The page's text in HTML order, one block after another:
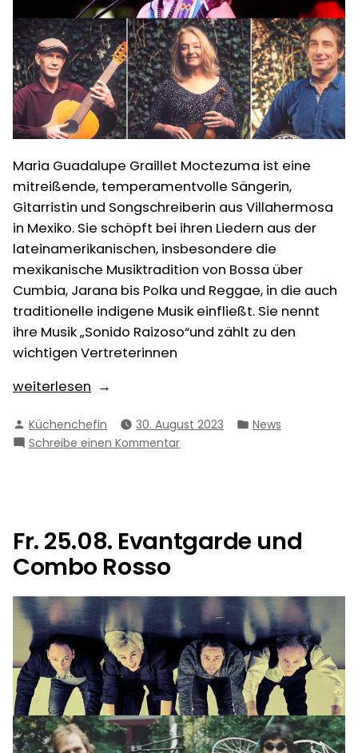
Maria Guadalupe Graillet Moctezuma ist eine
mitreißende, temperamentvolle Sängerin,
Gitarristin und Songschreiberin aus Villahermosa
in Mexiko. Sie schöpft bei ihren Liedern aus der
lateinamerikanischen, insbesondere die
mexikanische Musiktradition von Bossa über
Cumbia, Jarana bis Polka und Reggae, in die auch
traditionelle indigene Musik einfließt. Sie nennt
ihre Musik „Sonido Raizoso“und zählt zu den
wichtigen Vertreterinnen
„Fr.29.09.
Maria
Guadalupe
Skupa“
weiterlesen
Verfasst
von
Küchenchefin 30. August 2023
Veröffentlicht
News
Schreibe einen Kommentarzu
Moctezuma
Fr. 25.08. Evantgarde und
Combo Rosso